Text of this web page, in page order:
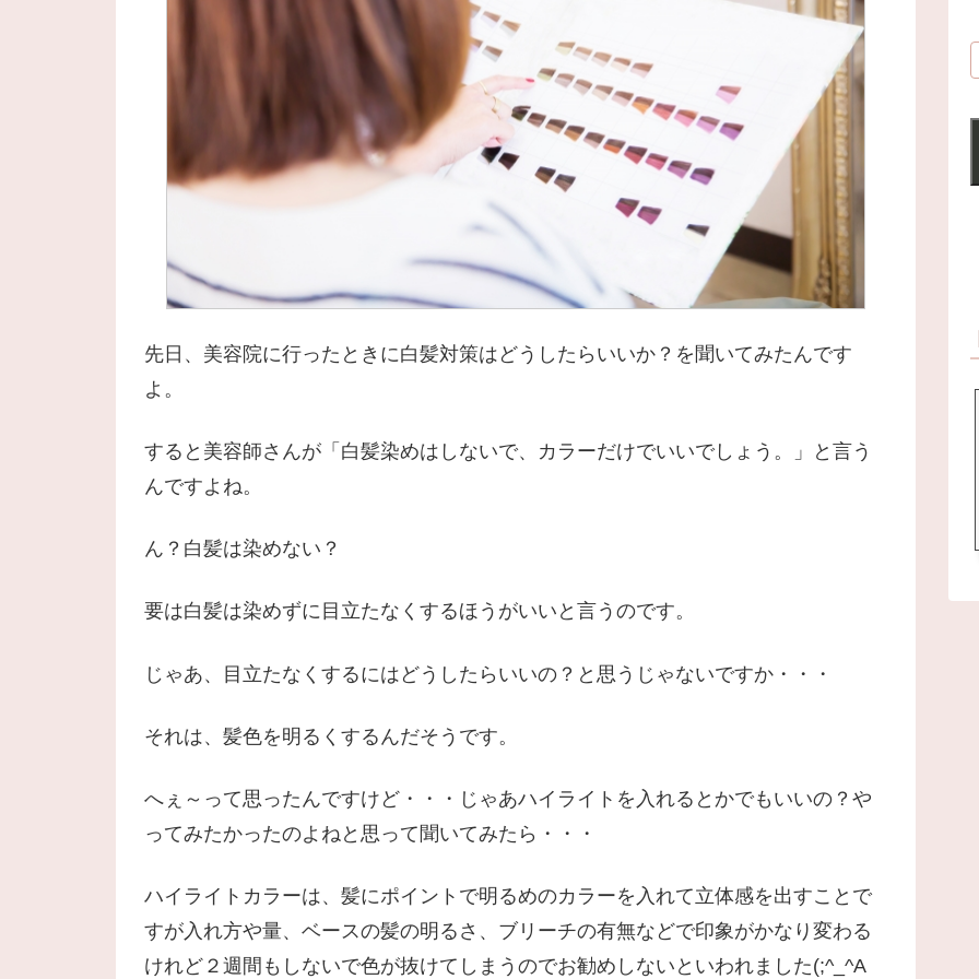
先日、美容院に行ったときに白髪対策はどうしたらいいか？を聞いてみたんです
よ。
すると美容師さんが「白髪染めはしないで、カラーだけでいいでしょう。」と言う
んですよね。
ん？白髪は染めない？
要は白髪は染めずに目立たなくするほうがいいと言うのです。
じゃあ、目立たなくするにはどうしたらいいの？と思うじゃないですか・・・
それは、髪色を明るくするんだそうです。
へぇ～って思ったんですけど・・・じゃあハイライトを入れるとかでもいいの？や
ってみたかったのよねと思って聞いてみたら・・・
ハイライトカラーは、髪にポイントで明るめのカラーを入れて立体感を出すことで
すが入れ方や量、ベースの髪の明るさ、ブリーチの有無などで印象がかなり変わる
けれど２週間もしないで色が抜けてしまうのでお勧めしないといわれました(;^_^A